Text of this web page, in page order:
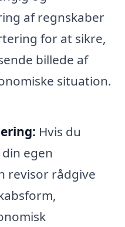
af regnskaber
for at sikre,
billede af
situation.
Hvis du
egen
revisor rådgive